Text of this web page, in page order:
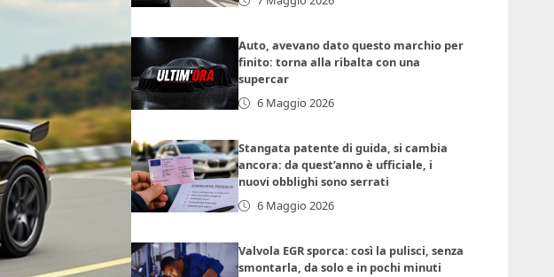
Auto, avevano dato questo marchio per
finito: torna alla ribalta con una
supercar
6 Maggio 2026
Stangata patente di guida, si cambia
ancora: da quest’anno è ufficiale, i
nuovi obblighi sono serrati
6 Maggio 2026
Valvola EGR sporca: così la pulisci, senza
smontarla, da solo e in pochi minuti